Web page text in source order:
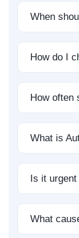
When
How do I
How often
What is
Is it
What